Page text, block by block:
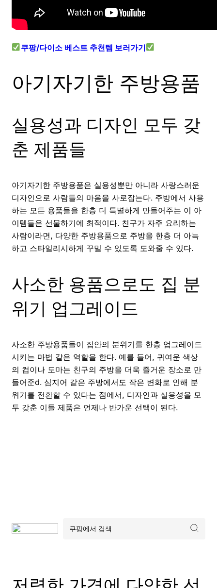
쿠팡/다이소 베스트 추천템 보러가기
아기자기한 주방용품
실용성과 디자인 모두 갖
춘 제품들
아기자기한 주방용품은 실용성뿐만 아니라 사랑스러운
디자인으로 사람들의 마음을 사로잡는다. 주방에서 사용
하는 모든 용품들을 한층 더 특별하게 만들어주는 이 아
이템들은 선물하기에 최적이다. 친구가 자주 요리하는
사람이라면, 다양한 주방용품으로 주방을 한층 더 아늑
하고 스타일리시하게 꾸밀 수 있도록 도와줄 수 있다.
사소한 용품으로도 집 분
위기 업그레이드
사소한 주방용품들이 집안의 분위기를 한층 업그레이드
시키는 마법 같은 역할을 한다. 예를 들어, 귀여운 색상
의 컵이나 도마는 친구의 주방을 더욱 즐거운 장소로 만
들어준d. 심지어 같은 주방에서도 작은 변화로 인해 분
위기를 전환할 수 있다는 점에서, 디자인과 실용성을 모
두 갖춘 이들 제품은 언제나 반가운 선택이 된다.